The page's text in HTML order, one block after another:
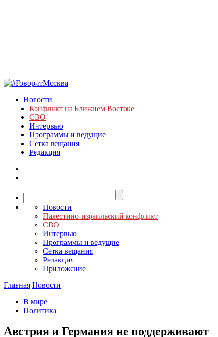
Новости
Конфликт на Ближнем Востоке
СВО
Интервью
Программы и ведущие
Сетка вещания
Редакция
Новости
Палестино-израильский конфликт
СВО
Интервью
Программы и ведущие
Сетка вещания
Редакция
Приложение
Главная Новости
В мире
Политика
Австрия и Германия не поддерживают